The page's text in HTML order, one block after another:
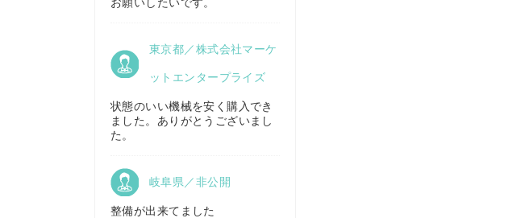
秋田県／
TMKトレーディング株式会社
株式会社キリノ
福島県／
東京都／株式会社マーケ
ットエンタープライズ
状態のいい機械を安く購入でき
ました。ありがとうございまし
た。
岐阜県／非公開
整備が出来てました